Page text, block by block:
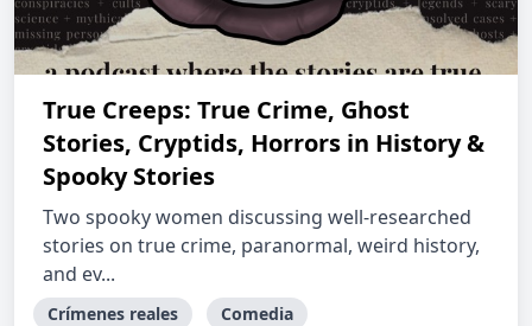
True Creeps: True Crime, Ghost
Stories, Cryptids, Horrors in History &
Spooky Stories
Two spooky women discussing well-researched
stories on true crime, paranormal, weird history,
and ev...
Crímenes reales Comedia